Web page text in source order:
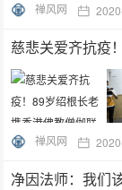
禅风网
禅风网
净因法师：我们